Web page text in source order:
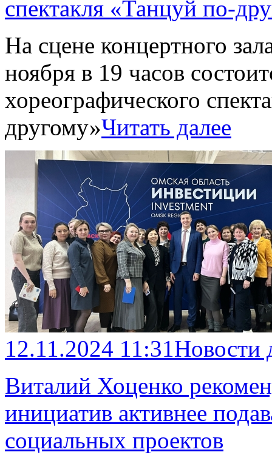
спектакля «Танцуй по-
На сцене концертного
ноября в 19 часов
хореографического
другому»Читать далее
12.11.2024 11:31
Виталий Хоценко
инициатив активнее
социальных проектов